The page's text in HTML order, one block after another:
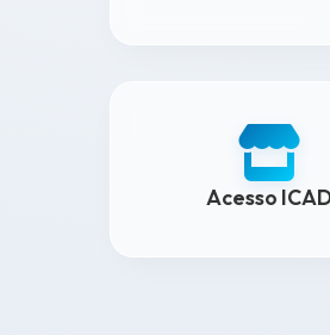
Acesso